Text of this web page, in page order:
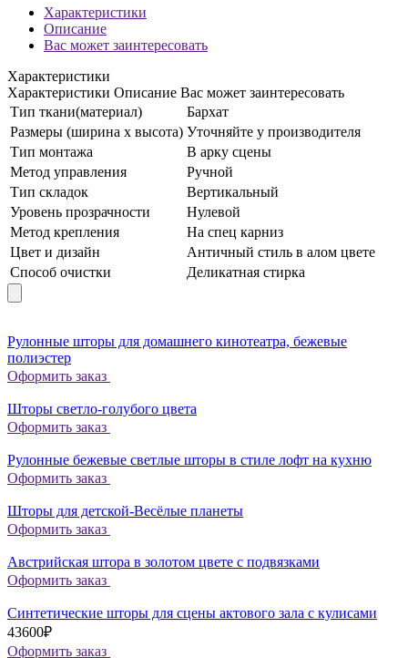
Характеристики
Описание
Вас может заинтересовать
Характеристики
Характеристики Описание Вас может заинтересовать
Тип ткани(материал)
Бархат
Размеры (ширина x высота) Уточняйте у производителя
Тип монтажа
В арку сцены
Метод управления
Ручной
Тип складок
Вертикальный
Уровень прозрачности
Нулевой
Метод крепления
На спец карниз
Цвет и дизайн
Античный стиль в алом цвете
Способ очистки
Деликатная стирка
Рулонные шторы для домашнего кинотеатра, бежевые
полиэстер
Оформить заказ
Шторы светло-голубого цвета
Оформить заказ
Рулонные бежевые светлые шторы в стиле лофт на кухню
Оформить заказ
Шторы для детской-Весёлые планеты
Оформить заказ
Австрийская штора в золотом цвете с подвязками
Оформить заказ
Синтетические шторы для сцены актового зала с кулисами
43600₽
Оформить заказ